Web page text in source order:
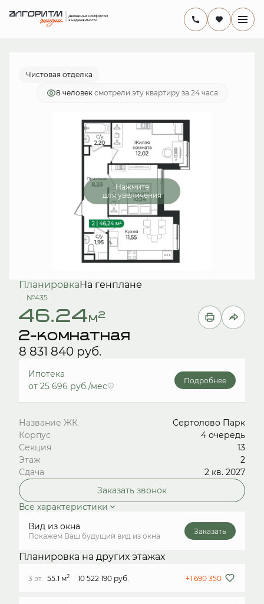
2-комнатная
8 831 840 руб.
от 25 696 руб./мес.
Чистовая отделка
8 человек смотрели эту квартиру за 24 часа
Нажмите
для увеличения
ПланировкаНа генплане
№435
46.24м2
2-комнатная
8 831 840 руб.
Ипотека
от 25 696 руб./мес
Подробнее
Название ЖК
Сертолово Парк
Корпус
4 очередь
Секция
13
Этаж
2
Сдача
2 кв. 2027
Заказать звонок
Все характеристики
Вид из окна
Покажем Ваш будущий вид из окна
Заказать
Планировка на других этажах
3 эт. 55.1 м2 10 522 190 руб. +1 690 350